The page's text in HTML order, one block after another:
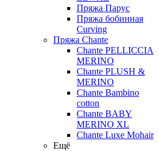
Пряжа Парус
Пряжа бобинная
Curving
Пряжа Chante
Chante PELLICCIA
MERINO
Chante PLUSH &
MERINO
Chante Bambino
cotton
Chante BABY
MERINO XL
Chante Luxe Mohair
Ещё